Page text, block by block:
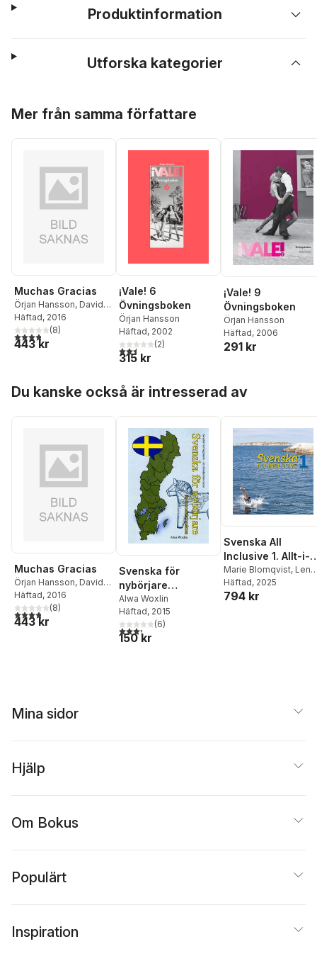
Produktinformation
Utforska kategorier
Mer från samma författare
Muchas Gracias
Örjan Hansson, David
Llanos Saavedra
Häftad, 2016
3,8utav 5 stjärnor. Totalt antal röster:
(8)
443 kr
¡Vale! 6
Övningsboken
Örjan Hansson
Häftad, 2002
2,5utav 5 stjärnor. Totalt antal röster:
(2)
315 kr
¡Vale! 9
Övningsboken
Örjan Hansson
Häftad, 2006
291 kr
Du kanske också är intresserad av
Muchas Gracias
Örjan Hansson, David
Llanos Saavedra
Häftad, 2016
3,8utav 5 stjärnor. Totalt antal röster:
(8)
443 kr
Svenska för
nybörjare
(engelska)
Alwa Woxlin
Häftad, 2015
3,3utav 5 stjärnor. Totalt antal röster:
(6)
150 kr
Svenska All
Inclusive 1. Allt-i-
ett-bok : svenska
som främmande
språk, A1 & A2
Marie Blomqvist, Lena
Ivarsson
Häftad, 2025
794 kr
Mina sidor
Hjälp
Om Bokus
Populärt
Inspiration